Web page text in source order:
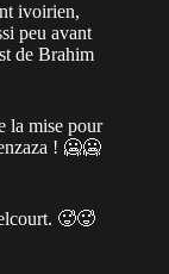
ivoirien,
peu avant
de Brahim
la mise pour
! 🥶🥶
🥵🥵